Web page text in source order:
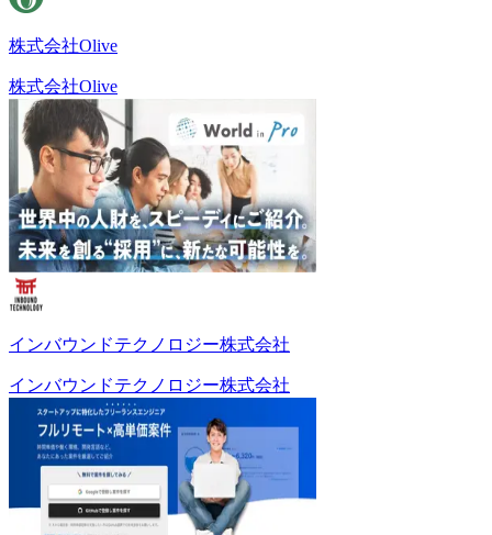
株式会社Olive
株式会社Olive
インバウンドテクノロジー株式会社
インバウンドテクノロジー株式会社